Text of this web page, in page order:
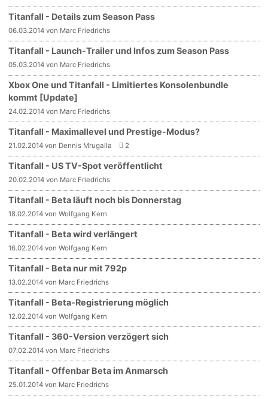
Titanfall - Details zum Season Pass
06.03.2014 von Marc Friedrichs
Titanfall - Launch-Trailer und Infos zum Season Pass
05.03.2014 von Marc Friedrichs
Xbox One und Titanfall - Limitiertes Konsolenbundle
kommt [Update]
24.02.2014 von Marc Friedrichs
Titanfall - Maximallevel und Prestige-Modus?
21.02.2014 von Dennis Mrugalla 2
Titanfall - US TV-Spot veröffentlicht
20.02.2014 von Marc Friedrichs
Titanfall - Beta läuft noch bis Donnerstag
18.02.2014 von Wolfgang Kern
Titanfall - Beta wird verlängert
16.02.2014 von Wolfgang Kern
Titanfall - Beta nur mit 792p
13.02.2014 von Marc Friedrichs
Titanfall - Beta-Registrierung möglich
12.02.2014 von Wolfgang Kern
Titanfall - 360-Version verzögert sich
07.02.2014 von Marc Friedrichs
Titanfall - Offenbar Beta im Anmarsch
25.01.2014 von Marc Friedrichs